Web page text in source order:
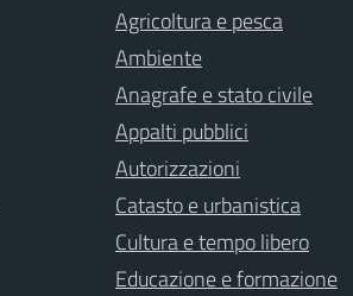
Agricoltura e pesca
Ambiente
Anagrafe e stato civile
Appalti pubblici
Autorizzazioni
Catasto e urbanistica
Cultura e tempo libero
Educazione e formazione